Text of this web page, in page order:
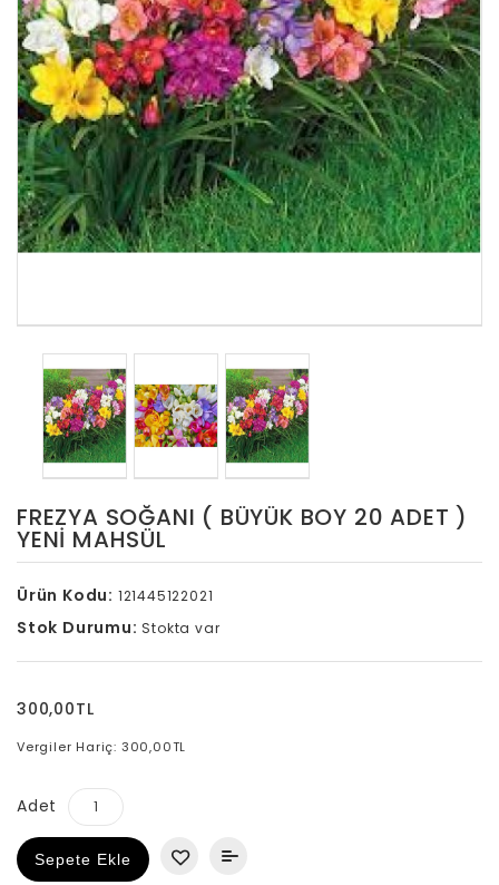
FREZYA SOĞANI ( BÜYÜK BOY 20 ADET )
YENİ MAHSÜL
Ürün Kodu: 121445122021
Stok Durumu: Stokta var
300,00TL
Vergiler Hariç: 300,00TL
Adet
Sepete Ekle